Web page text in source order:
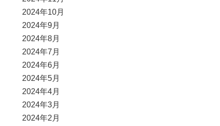
2024年10月
2024年9月
2024年8月
2024年7月
2024年6月
2024年5月
2024年4月
2024年3月
2024年2月